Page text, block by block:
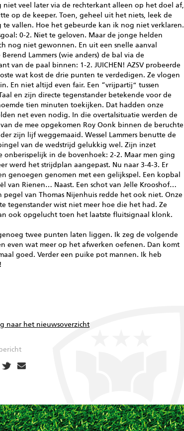
niet veel later via de rechterkant alleen op het doel af,
op de keeper. Toen, geheel uit het niets, leek de
te vallen. Hoe het gebeurde kan ik nog niet verklaren.
0-2. Niet te geloven. Maar de jonge helden
nog niet gewonnen. En uit een snelle aanval
Berend Lammers (wie anders) de bal via de
van de paal binnen: 1-2. JUICHEN! AZSV probeerde
wat kost de drie punten te verdedigen. Ze vlogen
En niet altijd even fair. Een “vrijpartij” tussen
en zijn directe tegenstander betekende voor de
tien minuten toekijken. Dat hadden onze
net even nodig. In die overtalsituatie werden de
van de mee opgekomen Roy Oonk binnen de beruchte
zijn lijf weggemaaid. Wessel Lammers benutte de
van de wedstrijd gelukkig wel. Zijn inzet
onberispelijk in de bovenhoek: 2-2. Maar men ging
werd het strijdplan aangepast. Nu naar 3-4-3. Er
genoegen genomen met een gelijkspel. Een kopbal
van Rienen… Naast. Een schot van Jelle Krooshof…
pegel van Thomas Nijenhuis redde het ook niet. Onze
tegenstander wist niet meer hoe die het had. Ze
ook opgelucht toen het laatste fluitsignaal klonk.
twee punten laten liggen. Ik zeg de volgende
even wat meer op het afwerken oefenen. Dan komt
goed. Verder een puike pot mannen. Ik heb
naar het nieuwsoverzicht